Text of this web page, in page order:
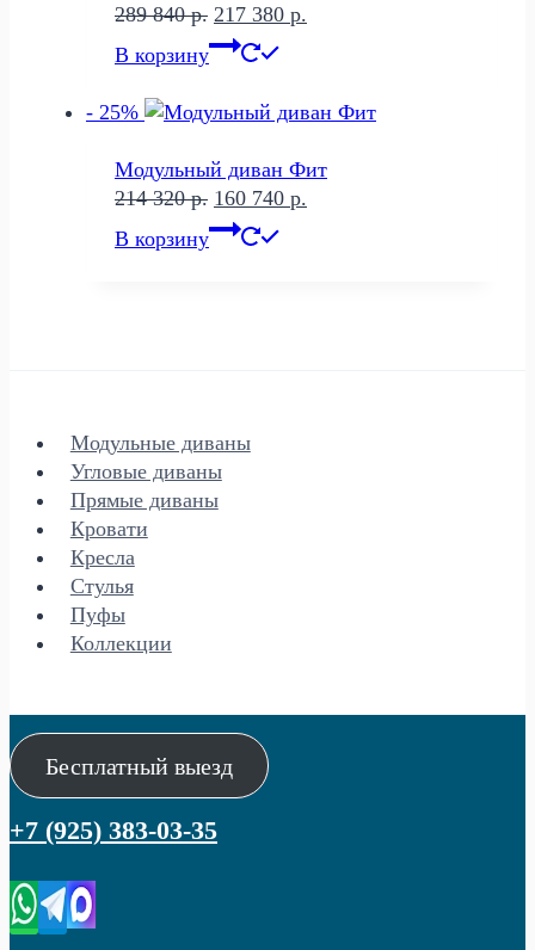
289 840р. Первоначальная
цена
840 р..
217 380 р.
380 р..
В корзину
- 25%
Модульный диван Фит
214 320р. Первоначальная
цена
160 740 р.
В корзину
Модульные диваны
Угловые диваны
Прямые диваны
Кровати
Кресла
Стулья
Пуфы
Коллекции
Бесплатный выезд
+7 (925) 383-03-35